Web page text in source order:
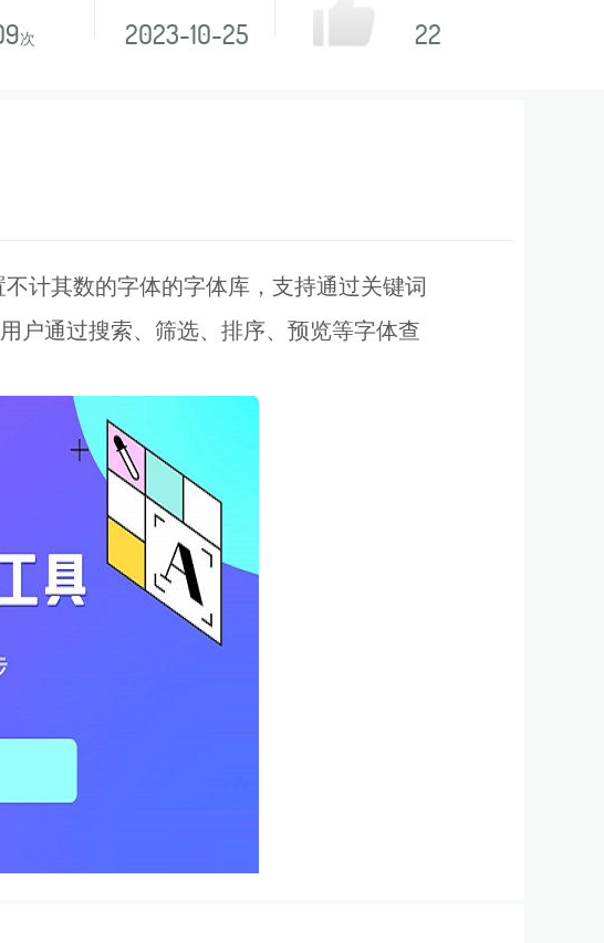
次 2023-10-25 22
计其数的字体的字体库，支持通过关键词
户通过搜索、筛选、排序、预览等字体查